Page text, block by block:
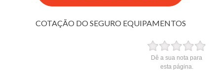
COTAÇÃO DO SEGURO EQUIPAMENTOS
Dê a sua nota para
esta página.